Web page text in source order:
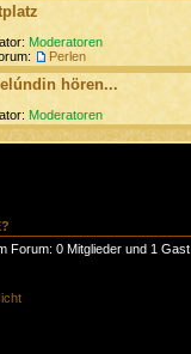
Moderatoren
Perlen
hören...
Moderatoren
Forum: 0 Mitglieder und 1 Gast